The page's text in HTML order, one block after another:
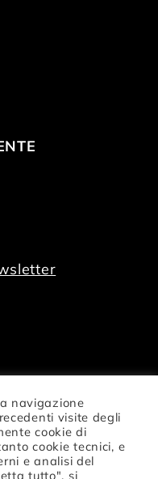
navigazione
visite degli
cookie di
cookie tecnici, e
e analisi del
tutto", si